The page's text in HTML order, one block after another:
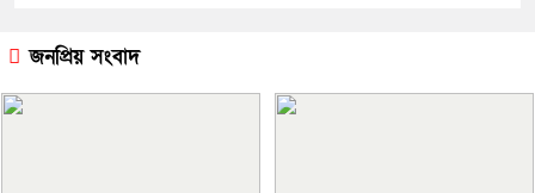
জনপ্রিয় সংবাদ